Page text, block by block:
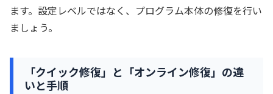
ます。設定レベルではなく、プログラム本体の修復を行い
ましょう。
「クイック修復」と「オンライン修復」の違
いと手順